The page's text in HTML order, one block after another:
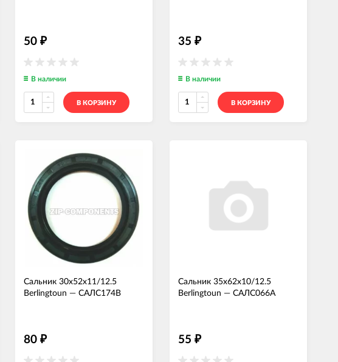
50 ₽
В наличии
В КОРЗИНУ
35 ₽
В наличии
В КОРЗИНУ
Сальник 30x52x11/12.5
Berlingtoun — САЛС174В
80 ₽
Сальник 35x62x10/12.5
Berlingtoun — САЛС066А
55 ₽